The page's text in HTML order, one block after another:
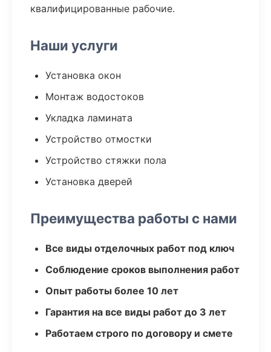
квалифицированные рабочие.
Наши услуги
Установка окон
Монтаж водостоков
Укладка ламината
Устройство отмостки
Устройство стяжки пола
Установка дверей
Преимущества работы с нами
Все виды отделочных работ под ключ
Соблюдение сроков выполнения работ
Опыт работы более 10 лет
Гарантия на все виды работ до 3 лет
Работаем строго по договору и смете